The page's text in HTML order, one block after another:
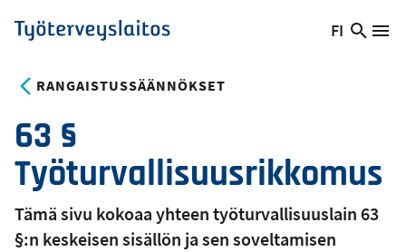
Hyppää
pääsisältöön
Työterveyslaitos
Vaihda
FI
Hae
RANGAISTUSSÄÄNNÖKSET
63 §
Työturvallisuusrikkomus
Tämä sivu kokoaa yhteen työturvallisuuslain 63
§:n keskeisen sisällön ja sen soveltamisen